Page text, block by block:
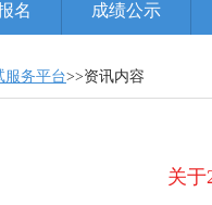
名 成绩公示
服务平台>>资讯内容
关于